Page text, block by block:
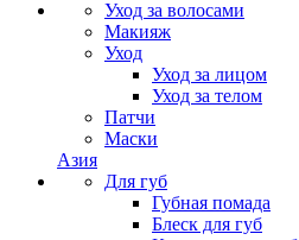
Уход за волосами
Макияж
Уход
Уход за лицом
Уход за телом
Патчи
Маски
Азия
Для губ
Губная помада
Блеск для губ